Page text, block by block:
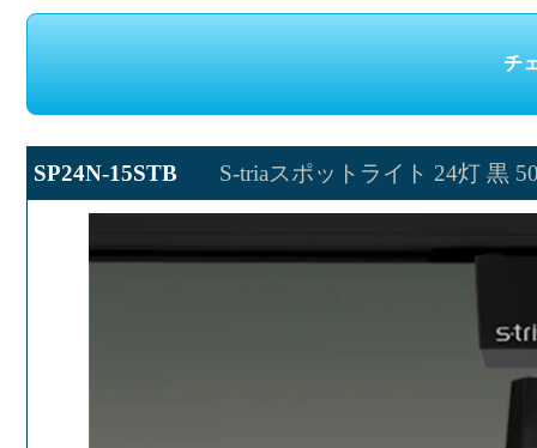
SP24N-15STB S-triaスポットライト 24灯 黒